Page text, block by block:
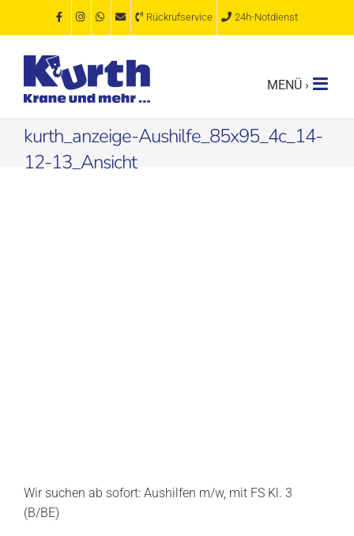
Rückrufservice 24h-Notdienst
kurth_anzeige-Aushilfe_85x95_4c_14-
12-13_Ansicht
Wir suchen ab sofort: Aushilfen m/w, mit FS Kl. 3
(B/BE)